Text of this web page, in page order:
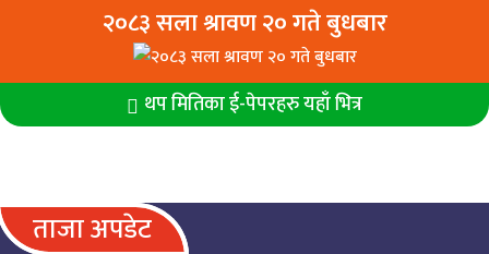
२०८३ सला श्रावण २० गते बुधबार
थप मितिका ई-पेपरहरु यहाँ भित्र
ताजा अपडेट